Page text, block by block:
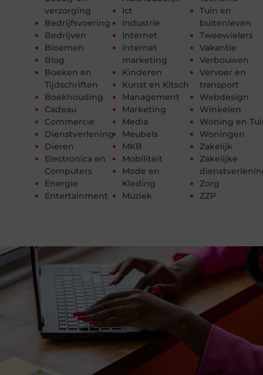
verzorging
Bedrijfsvoering
Bedrijven
Bloemen
Blog
Boeken en
Tijdschriften
Boekhouding
Cadeau
Commercie
Dienstverlening
Dieren
Electronica en
Computers
Energie
Entertainment
Ict
Industrie
Internet
Internet
marketing
Kinderen
Kunst en Kitsch
Management
Marketing
Media
Meubels
MKB
Mobiliteit
Mode en
Kleding
Muziek
Tuin en
buitenleven
Tweewielers
Vakantie
Verbouwen
Vervoer en
transport
Webdesign
Winkelen
Woning en
Woningen
Zakelijk
Zakelijke
Zorg
ZZP